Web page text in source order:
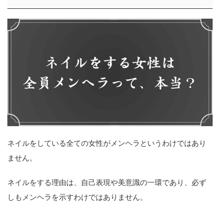
ネイルをしている全ての女性がメンヘラというわけではあり
ません。
ネイルをする理由は、自己表現や美意識の一環であり、必ず
しもメンヘラを示すわけではありません。